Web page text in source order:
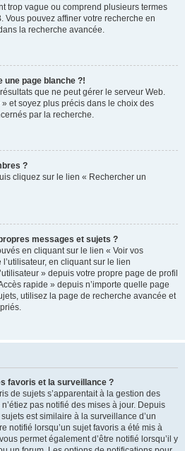
trop vague ou comprend plusieurs termes
Vous pouvez affiner votre recherche en
la recherche avancée.
une page blanche ?!
que ne peut gérer le serveur Web.
et soyez plus précis dans le choix des
par la recherche.
?
cliquez sur le lien « Rechercher un
messages et sujets ?
en cliquant sur le lien « Voir vos
en cliquant sur le lien
» depuis votre propre page de profil
rapide » depuis n’importe quelle page
utilisez la page de recherche avancée et
favoris et la surveillance ?
de sujets s’apparentait à la gestion des
pas notifié des mises à jour. Depuis
est similaire à la surveillance d’un
notifié lorsqu’un sujet favoris a été mis à
permet également d’être notifié lorsqu’il y